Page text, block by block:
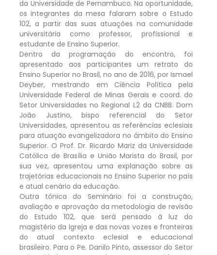
da Universidade de Pernambuco. Na oportunidade,
os integrantes da mesa falaram sobre o Estudo
102, a partir das suas atuações na comunidade
universitária como professor, profissional e
estudante de Ensino Superior.
Dentro da programação do encontro, foi
apresentado aos participantes um retrato do
Ensino Superior no Brasil, no ano de 2016, por Ismael
Deyber, mestrando em Ciência Política pela
Universidade Federal de Minas Gerais e coord. do
Setor Universidades no Regional L2 da CNBB. Dom
João Justino, bispo referencial do Setor
Universidades, apresentou as referências eclesiais
para atuação evangelizadora no âmbito do Ensino
Superior. O Prof. Dr. Ricardo Mariz da Universidade
Católica de Brasília e União Marista do Brasil, por
sua vez, apresentou uma explanação sobre as
trajetórias educacionais no Ensino Superior no país
e atual cenário da educação.
Outra tônica do Seminário foi a construção,
avaliação e aprovação da metodologia de revisão
do Estudo 102, que será pensado à luz do
magistério da Igreja e das novas vozes e fronteiras
do atual contexto eclesial e educacional
brasileiro. Para o Pe. Danilo Pinto, assessor do Setor